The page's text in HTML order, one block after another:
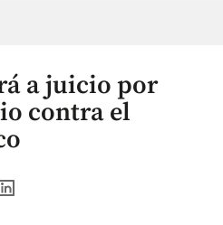
a juicio por
contra el